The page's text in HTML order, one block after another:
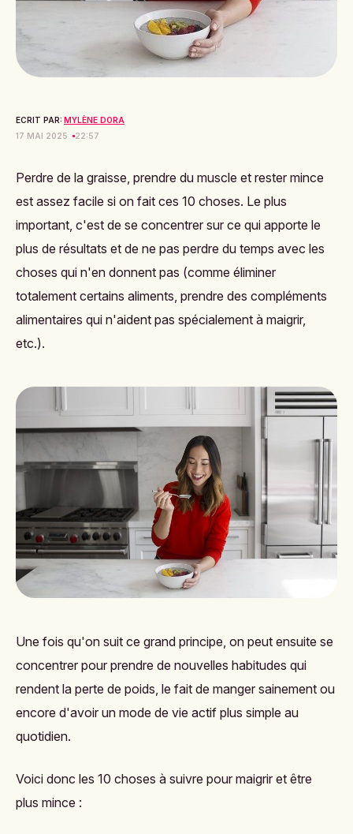
ECRIT PAR: MYLÈNE DORA
17 MAI 2025
22:57
Perdre de la graisse, prendre du muscle et rester mince
est assez facile si on fait ces 10 choses. Le plus
important, c'est de se concentrer sur ce qui apporte le
plus de résultats et de ne pas perdre du temps avec les
choses qui n'en donnent pas (comme éliminer
totalement certains aliments, prendre des compléments
alimentaires qui n'aident pas spécialement à maigrir,
etc.).
Une fois qu'on suit ce grand principe, on peut ensuite se
concentrer pour prendre de nouvelles habitudes qui
rendent la perte de poids, le fait de manger sainement ou
encore d'avoir un mode de vie actif plus simple au
quotidien.
Voici donc les 10 choses à suivre pour maigrir et être
plus mince :